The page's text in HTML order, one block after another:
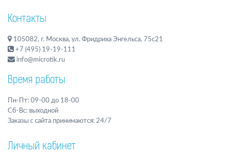
Контакты
105082, г. Москва, ул. Фридриха Энгельса, 75с21
+7 (495) 19-19-111
info@microtik.ru
Время работы
Пн-Пт: 09-00 до 18-00
Сб-Вс: выходной
Заказы с сайта принимаются: 24/7
Личный кабинет